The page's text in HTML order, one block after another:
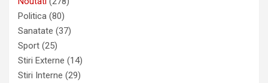
Politica (80)
Sanatate (37)
Sport (25)
Stiri Externe (14)
Stiri Interne (29)